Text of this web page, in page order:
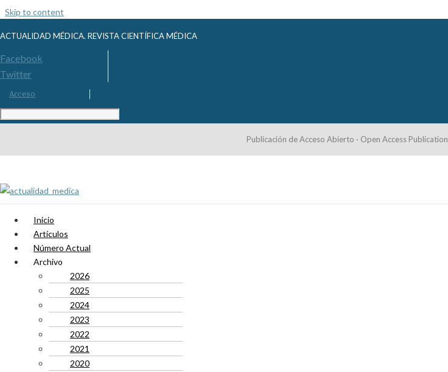
Skip to content
ACTUALIDAD MÉDICA. REVISTA CIENTÍFICA MÉDICA
Facebook
Twitter
Acceso
Publicación de Acceso Abierto · Open Access Publication
Inicio
Artículos
Número Actual
Archivo
2026
2025
2024
2023
2022
2021
2020